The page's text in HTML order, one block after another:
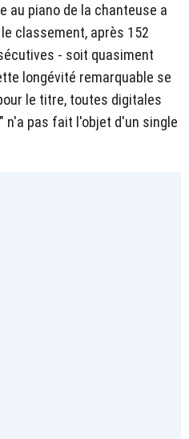
au piano de la chanteuse a
classement, après 152
- soit quasiment
longévité remarquable se
le titre, toutes digitales
n'a pas fait l'objet d'un single